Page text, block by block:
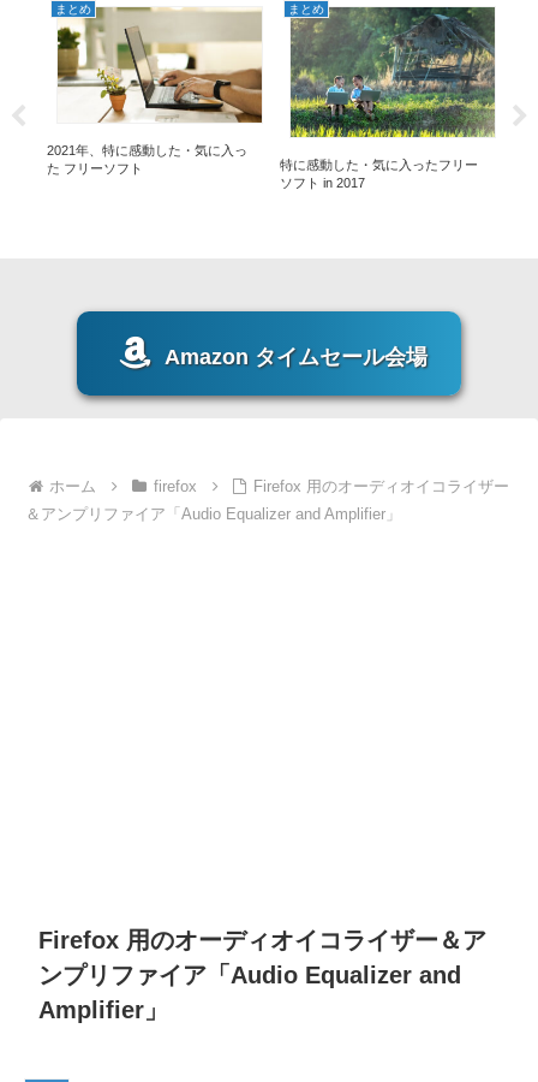
まとめ
2021年、特に感動した・気に入っ
た フリーソフト
まとめ
特に感動した・気に入ったフリー
ソフト in 2017
Amazon タイムセール会場
ホーム firefox
Firefox 用のオーディオイコライザー
＆アンプリファイア「Audio Equalizer and Amplifier」
Firefox 用のオーディオイコライザー＆ア
ンプリファイア「Audio Equalizer and
Amplifier」